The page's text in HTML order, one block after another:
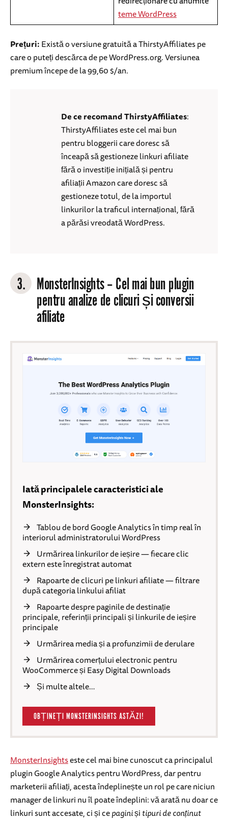
teme WordPress
Prețuri:Există o versiune gratuită a ThirstyAffiliates pe
care o puteți descărca de pe WordPress.org. Versiunea
premium începe de la 99,60 $/an.
De ce recomand ThirstyAffiliates:
ThirstyAffiliates este cel mai bun
pentru bloggerii care doresc să
înceapă să gestioneze linkuri afiliate
fără o investiție inițială și pentru
afiliații Amazon care doresc să
gestioneze totul, de la importul
linkurilor la traficul internațional, fără
a părăsi vreodată WordPress.
3. MonsterInsights – Cel mai bun plugin
pentru analize de clicuri și conversii
afiliate
Iată principalele caracteristici ale
MonsterInsights:
Tablou de bord Google Analytics în timp real în
interiorul administratorului WordPress
Urmărirea linkurilor de ieșire — fiecare clic
extern este înregistrat automat
Rapoarte de clicuri pe linkuri afiliate — filtrare
după categoria linkului afiliat
Rapoarte despre paginile de destinație
principale, referinții principali și linkurile de ieșire
principale
Urmărirea media și a profunzimii de derulare
Urmărirea comerțului electronic pentru
WooCommerce și Easy Digital Downloads
Și multe altele…
OBȚINEȚI MONSTERINSIGHTS ASTĂZI!
MonsterInsightseste cel mai bine cunoscut ca principalul
plugin Google Analytics pentru WordPress, dar pentru
marketerii afiliați, acesta îndeplinește un rol pe care niciun
manager de linkuri nu îl poate îndeplini: vă arată nu doar ce
linkuri sunt accesate, ci și cepaginișitipuri de conținut